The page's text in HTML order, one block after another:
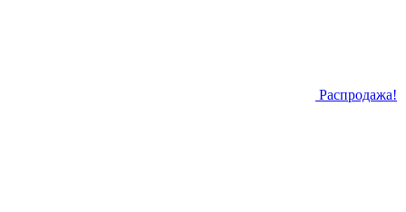
Распродажа!